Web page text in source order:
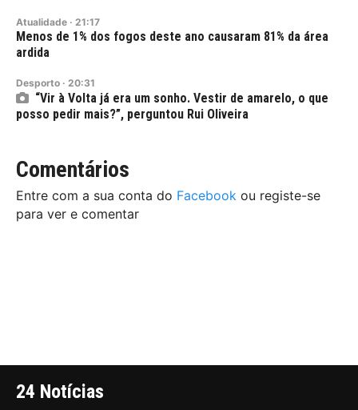
Atualidade · 21:17
Menos de 1% dos fogos deste ano causaram 81% da área
ardida
Desporto · 20:31
“Vir à Volta já era um sonho. Vestir de amarelo, o que
posso pedir mais?”, perguntou Rui Oliveira
Comentários
Entre com a sua conta do Facebook ou registe-se
para ver e comentar
24 Notícias